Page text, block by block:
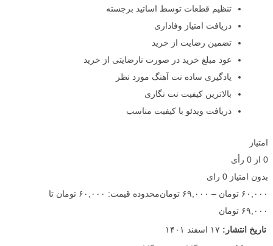
تنظیم قطعات توسط اساتید برجسته
دریافت امتیاز وفاداری
تضمین رضایت از خرید
عود مبلغ خرید در صورت نارضایتی از خرید
یادگیری ساده نت آهنگ مورد نظر
بالاترین کیفیت نت نگاری
دریافت ویدئو با کیفیت مناسب
امتیاز
0 از 0 رأی
بدون امتیاز 0 رای
۶۰,۰۰۰ تومان – ۶۹,۰۰۰ تومان
محدوده قیمت: ۶۰,۰۰۰ تومان تا
۶۹,۰۰۰ تومان
تاریخ انتشار: ۱۷ اسفند ۱۴۰۱